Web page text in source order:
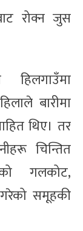
रोक्न जुस
हिलगाउँमा
बारीमा
थिए। तर
चिन्तित
गलकोट,
समूहकी